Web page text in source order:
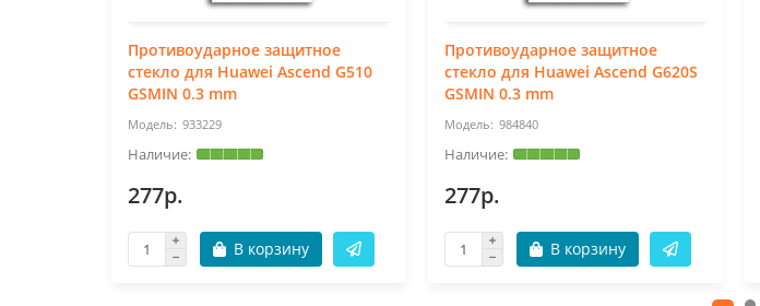
Противоударное защитное
стекло для Huawei Ascend G510
GSMIN 0.3 mm
933229
277р.
В корзину
Противоударное защитное
стекло для Huawei Ascend G620S
GSMIN 0.3 mm
984840
277р.
В корзину